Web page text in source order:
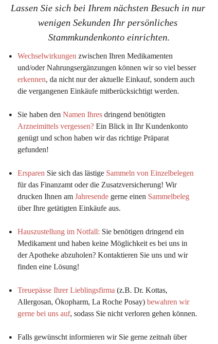
Lassen Sie sich bei Ihrem nächsten Besuch in nur
wenigen Sekunden Ihr persönliches
Stammkundenkonto einrichten.
Wechselwirkungen zwischen Ihren Medikamenten
und/oder Nahrungsergänzungen können wir so viel besser
erkennen, da nicht nur der aktuelle Einkauf, sondern auch
die vergangenen Einkäufe mitberücksichtigt werden.
Sie haben den Namen Ihres dringend benötigten
Arzneimittels vergessen? Ein Blick in Ihr Kundenkonto
genügt und schon haben wir das richtige Präparat
gefunden!
Ersparen Sie sich das lästige Sammeln von Einzelbelegen
für das Finanzamt oder die Zusatzversicherung! Wir
drucken Ihnen am Jahresende gerne einen Sammelbeleg
über Ihre getätigten Einkäufe aus.
Hauszustellung im Notfall: Sie benötigen dringend ein
Medikament und haben keine Möglichkeit es bei uns in
der Apotheke abzuholen? Kontaktieren Sie uns und wir
finden eine Lösung!
Treuepässe Ihrer Lieblingsfirma (z.B. Dr. Kottas,
Allergosan, Ökopharm, La Roche Posay) bewahren wir
gerne bei uns auf, sodass Sie nicht verloren gehen können.
Falls gewünscht informieren wir Sie gerne zeitnah über